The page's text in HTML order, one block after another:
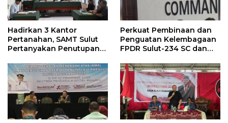
Hadirkan 3 Kantor
Pertanahan, SAMT Sulut
Pertanyakan Penutupan
Anggaran Negara
Perkuat Pembinaan dan
Penguatan Kelembagaan
FPDR Sulut-234 SC dan